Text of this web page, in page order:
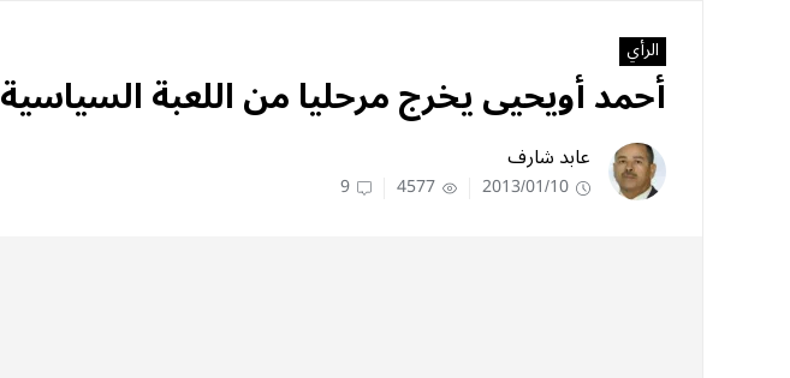
الرأي
أحمد أويحيى يخرج مرحليا من اللعبة السياسية
عابد شارف
2013/01/10
4577
9